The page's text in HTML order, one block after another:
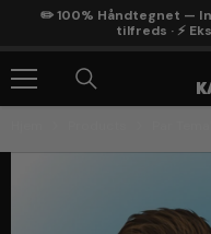
Gå Til Indhold
✏️ 100% Håndtegnet —
tilfreds · ⚡